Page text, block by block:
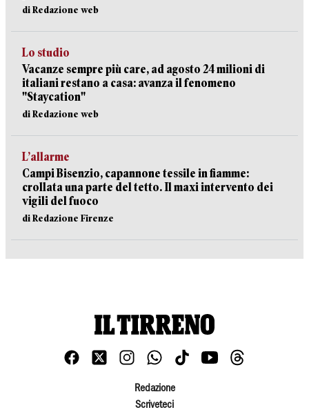
di Redazione web
Lo studio
Vacanze sempre più care, ad agosto 24 milioni di
italiani restano a casa: avanza il fenomeno
"Staycation"
di Redazione web
L’allarme
Campi Bisenzio, capannone tessile in fiamme:
crollata una parte del tetto. Il maxi intervento dei
vigili del fuoco
di Redazione Firenze
Redazione
Scriveteci